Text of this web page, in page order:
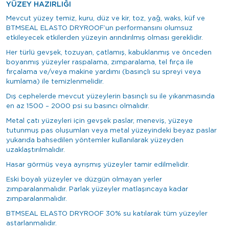
YÜZEY HAZIRLIĞI
Mevcut yüzey temiz, kuru, düz ve kir, toz, yağ, waks, küf ve
BTMSEAL ELASTO DRYROOF’un performansını olumsuz
etkileyecek etkilerden yüzeyin arındırılmış olması gereklidir.
Her türlü gevşek, tozuyan, çatlamış, kabuklanmış ve önceden
boyanmış yüzeyler raspalama, zımparalama, tel fırça ile
fırçalama ve/veya makine yardımı (basınçlı su spreyi veya
kumlama) ile temizlenmelidir.
Dış cephelerde mevcut yüzeylerin basınçlı su ile yıkanmasında
en az 1500 – 2000 psi su basıncı olmalıdır.
Metal çatı yüzeyleri için gevşek paslar, meneviş, yüzeye
tutunmuş pas oluşumları veya metal yüzeyindeki beyaz paslar
yukarıda bahsedilen yöntemler kullanılarak yüzeyden
uzaklaştırılmalıdır.
Hasar görmüş veya ayrışmış yüzeyler tamir edilmelidir.
Eski boyalı yüzeyler ve düzgün olmayan yerler
zımparalanmalıdır. Parlak yüzeyler matlaşıncaya kadar
zımparalanmalıdır.
BTMSEAL ELASTO DRYROOF 30% su katılarak tüm yüzeyler
astarlanmalıdır.